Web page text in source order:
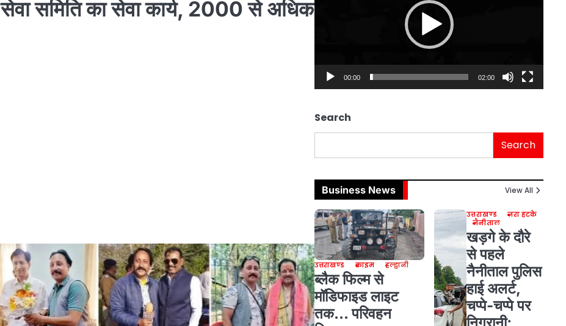
समिति का सेवा कार्य, 2000 से अधिक
00:00 02:00
Search
Search
Business News View All
उत्तराखण्ड क्राइम हल्द्वानी
ब्लैक फिल्म से
मॉडिफाइड लाइट
तक… परिवहन
उत्तराखण्ड
ज़रा हटके
नैनीताल
खड़गे के दौरे
से पहले
नैनीताल पुलिस
हाई अलर्ट,
चप्पे-चप्पे पर